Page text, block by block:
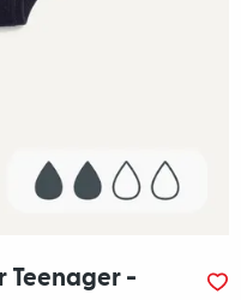
Teenager -